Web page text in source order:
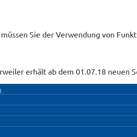
Sie der Verwendung von
erhält ab dem 01.07.18 neuen